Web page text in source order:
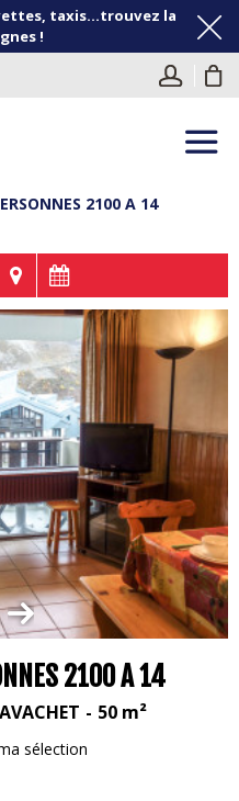
taxis...trouvez la
!
2100 A 14
2100 A 14
50 m²
sélection